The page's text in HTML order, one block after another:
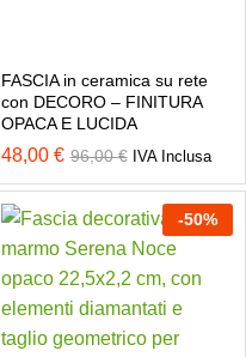
FASCIA in ceramica su rete
con DECORO – FINITURA
OPACA E LUCIDA
48,00 € 96,00€ IVA Inclusa
-50%